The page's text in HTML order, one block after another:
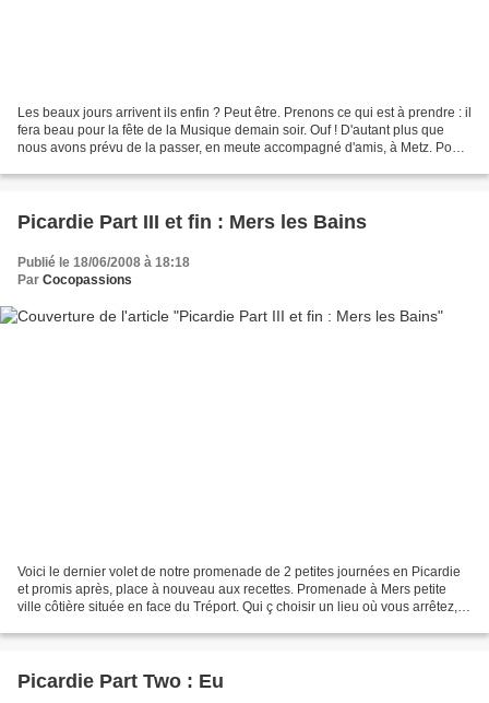
Les beaux jours arrivent ils enfin ? Peut être. Prenons ce qui est à prendre : il
fera beau pour la fête de la Musique demain soir. Ouf ! D'autant plus que
nous avons prévu de la passer, en meute accompagné d'amis, à Metz. Pour
Picardie Part III et fin : Mers les Bains
Publié le 18/06/2008 à 18:18
Par Cocopassions
Voici le dernier volet de notre promenade de 2 petites journées en Picardie
et promis après, place à nouveau aux recettes. Promenade à Mers petite
ville côtière située en face du Tréport. Qui ç choisir un lieu où vous arrêtez,
Picardie Part Two : Eu